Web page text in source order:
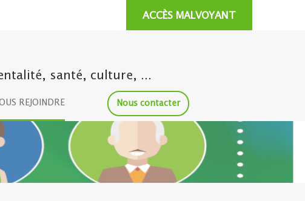
ACCÈS MALVOYANT
santé, culture, ...
REJOINDRE Nous contacter